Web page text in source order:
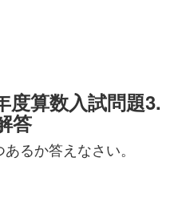
度算数入試問題3.
答
るか答えなさい。